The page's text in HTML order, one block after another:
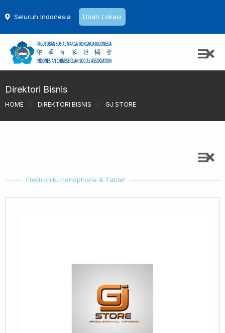
Seluruh Indonesia Ubah Lokasi
Direktori Bisnis
HOME / DIREKTORI BISNIS / GJ STORE
Elektronik, Handphone & Tablet